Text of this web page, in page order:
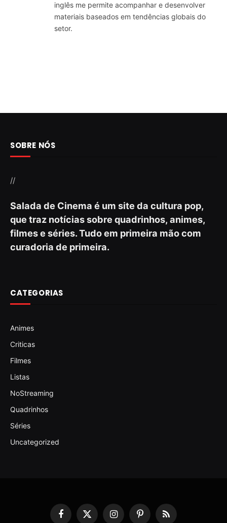
inglês me permite acompanhar e desenvolver
materiais baseados em tendências globais do
setor.
SOBRE NÓS
//
Salada de Cinema é um site da cultura pop,
que traz notícias sobre quadrinhos, animes,
filmes e séries. Tudo em primeira mão com
curadoria de primeira.
CATEGORIAS
Animes
Criticas
Filmes
Listas
NoStreaming
Quadrinhos
Séries
Uncategorized
Facebook
X InstagramPinterestRSS